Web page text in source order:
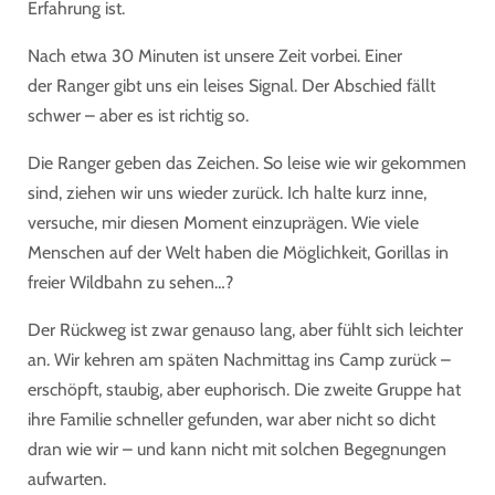
Erfahrung ist.
Nach etwa 30 Minuten ist unsere Zeit vorbei. Einer
der Ranger gibt uns ein leises Signal. Der Abschied fällt
schwer – aber es ist richtig so.
Die Ranger geben das Zeichen. So leise wie wir gekommen
sind, ziehen wir uns wieder zurück. Ich halte kurz inne,
versuche, mir diesen Moment einzuprägen. Wie viele
Menschen auf der Welt haben die Möglichkeit, Gorillas in
freier Wildbahn zu sehen…?
Der Rückweg ist zwar genauso lang, aber fühlt sich leichter
an. Wir kehren am späten Nachmittag ins Camp zurück –
erschöpft, staubig, aber euphorisch. Die zweite Gruppe hat
ihre Familie schneller gefunden, war aber nicht so dicht
dran wie wir – und kann nicht mit solchen Begegnungen
aufwarten.